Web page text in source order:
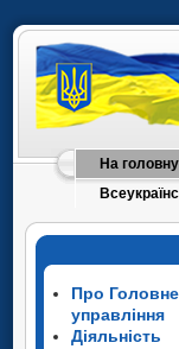
На головну
Про Головне
управління
Діяльність